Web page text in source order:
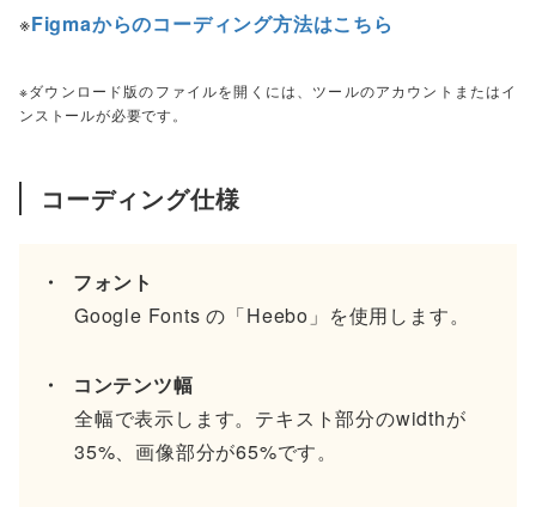
※Figmaからのコーディング方法はこちら
※ダウンロード版のファイルを開くには、ツールのアカウントまたはイ
ンストールが必要です。
コーディング仕様
フォント
Google Fonts の「Heebo」を使用します。
コンテンツ幅
全幅で表示します。テキスト部分のwidthが
35%、画像部分が65%です。